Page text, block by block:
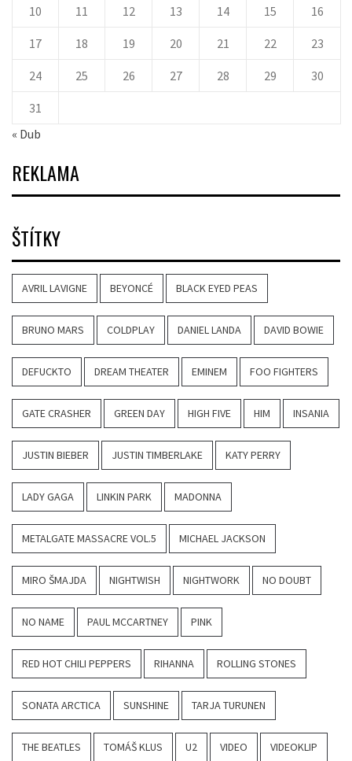
10 11 12 13 14 15 16
17 18 19 20 21 22 23
24 25 26 27 28 29 30
31
« Dub
REKLAMA
ŠTÍTKY
AVRIL LAVIGNE BEYONCÉ BLACK EYED PEAS
BRUNO MARS COLDPLAY DANIEL LANDA DAVID BOWIE
DEFUCKTO DREAM THEATER EMINEM FOO FIGHTERS
GATE CRASHER GREEN DAY HIGH FIVE HIM INSANIA
JUSTIN BIEBER JUSTIN TIMBERLAKE KATY PERRY
LADY GAGA LINKIN PARK MADONNA
METALGATE MASSACRE VOL.5 MICHAEL JACKSON
MIRO ŠMAJDA NIGHTWISH NIGHTWORK NO DOUBT
NO NAME PAUL MCCARTNEY PINK
RED HOT CHILI PEPPERS RIHANNA ROLLING STONES
SONATA ARCTICA SUNSHINE TARJA TURUNEN
THE BEATLES TOMÁŠ KLUS U2 VIDEO VIDEOKLIP